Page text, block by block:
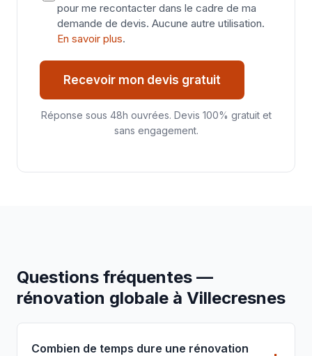
pour me recontacter dans le cadre de ma
demande de devis. Aucune autre utilisation.
En savoir plus.
Recevoir mon devis gratuit
Réponse sous 48h ouvrées. Devis 100% gratuit et
sans engagement.
Questions fréquentes —
rénovation globale à Villecresnes
Combien de temps dure une rénovation